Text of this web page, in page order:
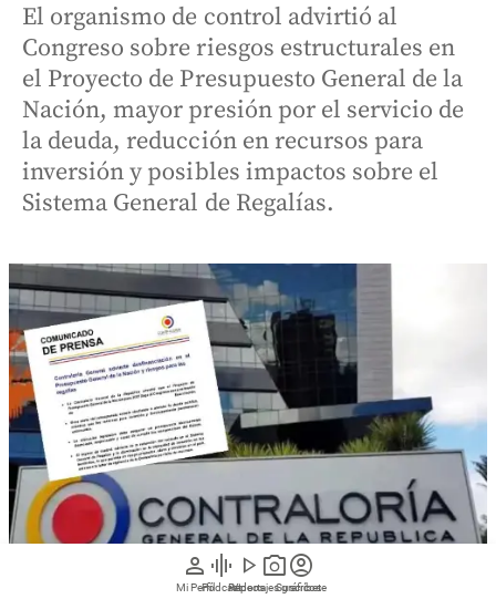
person
Mi Perfil
graphic_eq
Pódcast
play_arrow
Videos
photo_camera
Reportajes gráficos
account_circle
Suscríbete
El organismo de control advirtió al
Congreso sobre riesgos estructurales en
el Proyecto de Presupuesto General de la
Nación, mayor presión por el servicio de
la deuda, reducción en recursos para
inversión y posibles impactos sobre el
Sistema General de Regalías.